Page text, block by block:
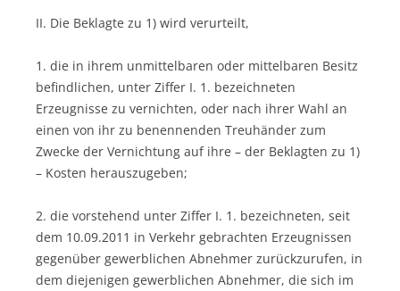
II. Die Beklagte zu 1) wird verurteilt,
1. die in ihrem unmittelbaren oder mittelbaren Besitz
befindlichen, unter Ziffer I. 1. bezeichneten
Erzeugnisse zu vernichten, oder nach ihrer Wahl an
einen von ihr zu benennenden Treuhänder zum
Zwecke der Vernichtung auf ihre – der Beklagten zu 1)
– Kosten herauszugeben;
2. die vorstehend unter Ziffer I. 1. bezeichneten, seit
dem 10.09.2011 in Verkehr gebrachten Erzeugnissen
gegenüber gewerblichen Abnehmer zurückzurufen, in
dem diejenigen gewerblichen Abnehmer, die sich im